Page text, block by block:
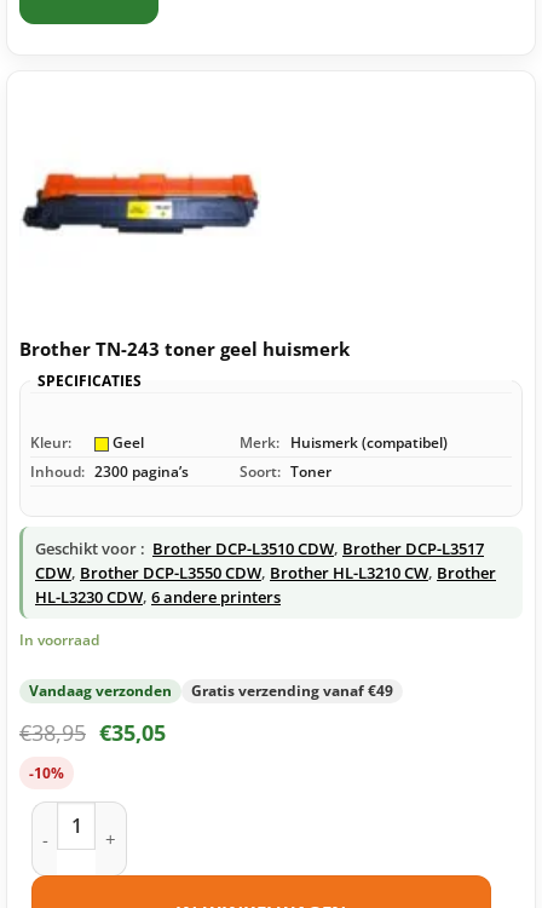
Brother TN-243 toner geel huismerk
SPECIFICATIES
Kleur: Geel Merk: Huismerk (compatibel)
Inhoud: 2300 pagina’s Soort: Toner
Geschikt voor : Brother DCP-L3510 CDW, Brother DCP-L3517
CDW, Brother DCP-L3550 CDW, Brother HL-L3210 CW, Brother
HL-L3230 CDW, 6 andere printers
In voorraad
Vandaag verzonden Gratis verzending vanaf €49
€38,95 €35,05
-10%
Brother TN-243 toner geel huismerk aantal